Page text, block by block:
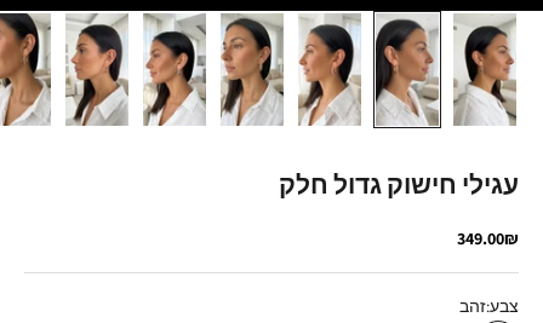
עגילי חישוק גדול חלק
מחיר מבצע
349.00₪
צבע:זהב